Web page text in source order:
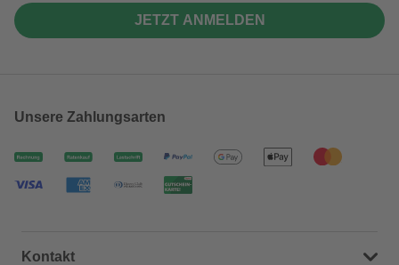
JETZT ANMELDEN
Unsere Zahlungsarten
Kontakt